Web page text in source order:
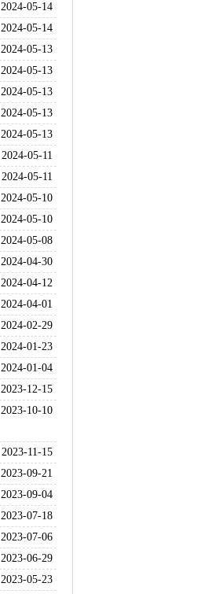
2024-05-14
2024-05-14
2024-05-13
2024-05-13
2024-05-13
2024-05-13
2024-05-13
2024-05-11
2024-05-11
2024-05-10
2024-05-10
2024-05-08
2024-04-30
2024-04-12
2024-04-01
2024-02-29
2024-01-23
2024-01-04
2023-12-15
2023-10-10
2023-11-15
2023-09-21
2023-09-04
2023-07-18
2023-07-06
2023-06-29
2023-05-23